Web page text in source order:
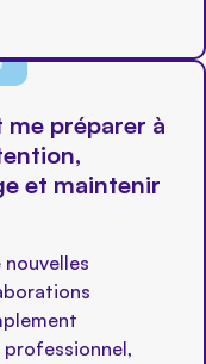
me préparer à
et maintenir
nouvelles